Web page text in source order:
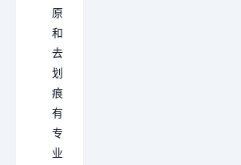
原
和
去
划
痕
有
专
业